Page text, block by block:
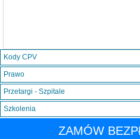
Kody CPV
Prawo
Przetargi - Szpitale
Szkolenia
ZAMÓW